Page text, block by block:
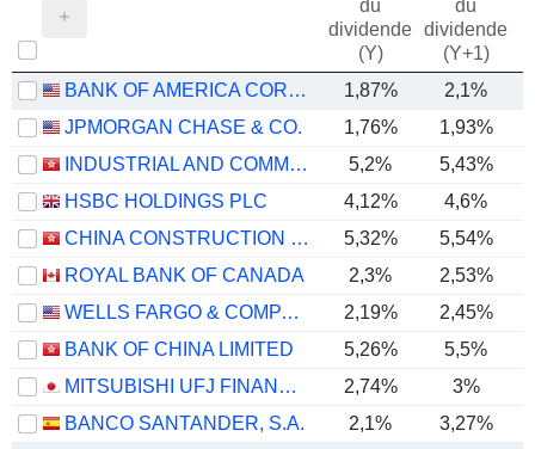
du
dividende
(Y)
du
dividende
(Y+1)
BANK OF AMERICA CORPORATION 1,87%
2,1%
JPMORGAN CHASE & CO.
1,76% 1,93%
INDUSTRIAL AND COMMERCIAL BANK OF CHINA LIMITED
5,2%
5,43%
HSBC HOLDINGS PLC
4,12% 4,6%
CHINA CONSTRUCTION BANK CORPORATION
5,32%
5,54%
ROYAL BANK OF CANADA
2,3% 2,53%
WELLS FARGO & COMPANY
2,19% 2,45%
BANK OF CHINA LIMITED
5,26%
5,5%
MITSUBISHI UFJ FINANCIAL GROUP, INC.
2,74% 3%
BANCO SANTANDER, S.A.
2,1% 3,27%